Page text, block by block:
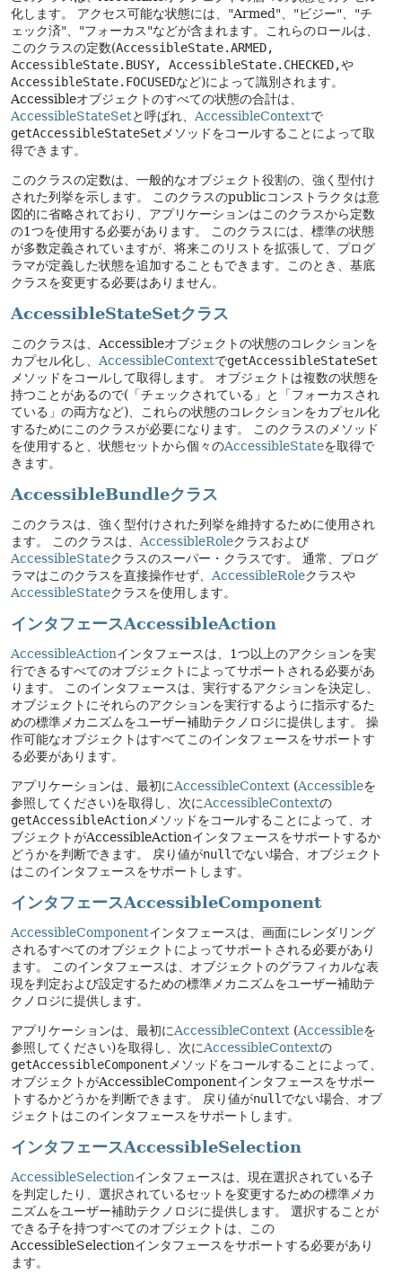
化します。
アクセス可能な状態には、"Armed"、"ビジー"、"チ
ェック済"、"フォーカス"などが含まれます。これらのロールは、
このクラスの定数(AccessibleState.ARMED,
AccessibleState.BUSY, AccessibleState.CHECKED,や
AccessibleState.FOCUSEDなど)によって識別されます。
Accessibleオブジェクトのすべての状態の合計は、
AccessibleStateSetと呼ばれ、 AccessibleContextで
getAccessibleStateSet メソッドをコールすることによって取
得できます。
このクラスの定数は、一般的なオブジェクト役割の、強く型付け
された列挙を示します。
このクラスのpublicコンストラクタは意
図的に省略されており、アプリケーションはこのクラスから定数
の1つを使用する必要があります。
このクラスには、標準の状態
が多数定義されていますが、将来このリストを拡張して、プログ
ラマが定義した状態を追加することもできます。このとき、基底
クラスを変更する必要はありません。
AccessibleStateSetクラス
このクラスは、Accessibleオブジェクトの状態のコレクションを
カプセル化し、 AccessibleContextでgetAccessibleStateSet
メソッドをコールして取得します。
オブジェクトは複数の状態を
持つことがあるので(「チェックされている」と「フォーカスされ
ている」の両方など)、これらの状態のコレクションをカプセル化
するためにこのクラスが必要になります。
このクラスのメソッド
を使用すると、状態セットから個々のAccessibleStateを取得で
きます。
AccessibleBundleクラス
このクラスは、強く型付けされた列挙を維持するために使用され
ます。
このクラスは、 AccessibleRoleクラスおよび
AccessibleStateクラスのスーパー・クラスです。
通常、プログ
ラマはこのクラスを直接操作せず、 AccessibleRoleクラスや
AccessibleStateクラスを使用します。
インタフェースAccessibleAction
AccessibleActionインタフェースは、1つ以上のアクションを実
行できるすべてのオブジェクトによってサポートされる必要があ
ります。
このインタフェースは、実行するアクションを決定し、
オブジェクトにそれらのアクションを実行するように指示するた
めの標準メカニズムをユーザー補助テクノロジに提供します。
操
作可能なオブジェクトはすべてこのインタフェースをサポートす
る必要があります。
アプリケーションは、最初にAccessibleContext (Accessibleを
参照してください)を取得し、次にAccessibleContextの
getAccessibleActionメソッドをコールすることによって、オ
ブジェクトがAccessibleActionインタフェースをサポートするか
どうかを判断できます。
戻り値がnullでない場合、オブジェクト
はこのインタフェースをサポートします。
インタフェースAccessibleComponent
AccessibleComponentインタフェースは、画面にレンダリング
されるすべてのオブジェクトによってサポートされる必要があり
ます。
このインタフェースは、オブジェクトのグラフィカルな表
現を判定および設定するための標準メカニズムをユーザー補助テ
クノロジに提供します。
アプリケーションは、最初にAccessibleContext (Accessibleを
参照してください)を取得し、次にAccessibleContextの
getAccessibleComponentメソッドをコールすることによって、
オブジェクトがAccessibleComponentインタフェースをサポー
トするかどうかを判断できます。
戻り値がnullでない場合、オブ
ジェクトはこのインタフェースをサポートします。
インタフェースAccessibleSelection
AccessibleSelectionインタフェースは、現在選択されている子
を判定したり、選択されているセットを変更するための標準メカ
ニズムをユーザー補助テクノロジに提供します。
選択することが
できる子を持つすべてのオブジェクトは、この
AccessibleSelectionインタフェースをサポートする必要があり
ます。